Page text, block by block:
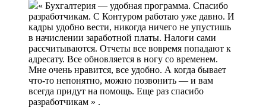
« Бухгалтерия — удобная программа. Спасибо
разработчикам. С Контуром работаю уже давно. И
кадры удобно вести, никогда ничего не упустишь
в начислении заработной платы. Налоги сами
рассчитываются. Отчеты все вовремя попадают к
адресату. Все обновляется в ногу со временем.
Мне очень нравится, все удобно. А когда бывает
что-то непонятно, можно позвонить — и вам
всегда придут на помощь. Еще раз спасибо
разработчикам » .